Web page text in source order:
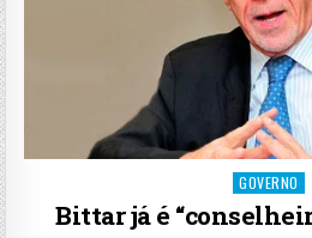
Posted
GOVERNO
Bittar já é